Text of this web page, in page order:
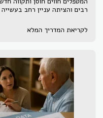
רבים והציתה עניין רחב
לקריאת המדריך המלא